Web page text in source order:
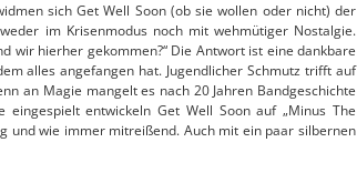
sich Get Well Soon (ob sie wollen oder nicht) der
im Krisenmodus noch mit wehmütiger Nostalgie.
wir hierher gekommen?“ Die Antwort ist eine dankbare
alles angefangen hat. Jugendlicher Schmutz trifft auf
an Magie mangelt es nach 20 Jahren Bandgeschichte
entwickeln Get Well Soon auf „Minus The
und wie immer mitreißend. Auch mit ein paar silbernen